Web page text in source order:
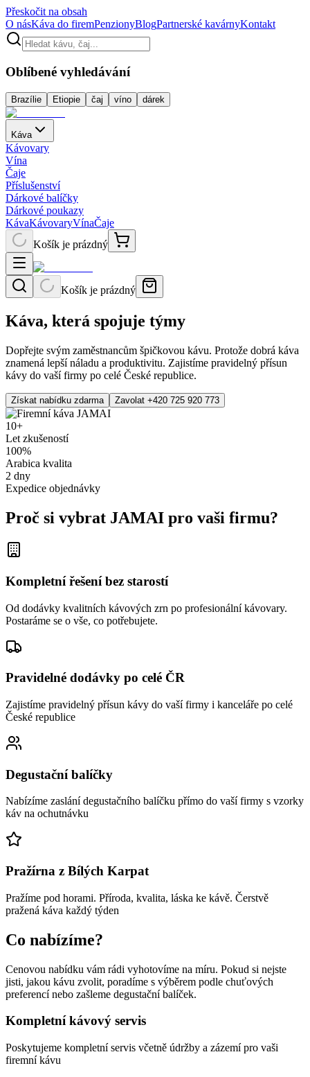
Přeskočit na obsah
O násKáva do firemPenzionyBlogPartnerské kavárnyKontakt
Oblíbené vyhledávání
Brazílie Etiopie čaj víno dárek
Káva
Kávovary
Vína
Čaje
Příslušenství
Dárkové balíčky
Dárkové poukazy
KávaKávovaryVínaČaje
Košík je prázdný
Košík je prázdný
Káva, která spojuje týmy
Dopřejte svým zaměstnancům špičkovou kávu. Protože dobrá káva
znamená lepší náladu a produktivitu. Zajistíme pravidelný přísun
kávy do vaší firmy po celé České republice.
Získat nabídku zdarma Zavolat +420 725 920 773
10+
Let zkušeností
100%
Arabica kvalita
2 dny
Expedice objednávky
Proč si vybrat JAMAI pro vaši firmu?
Kompletní řešení bez starostí
Od dodávky kvalitních kávových zrn po profesionální kávovary.
Postaráme se o vše, co potřebujete.
Pravidelné dodávky po celé ČR
Zajistíme pravidelný přísun kávy do vaší firmy i kanceláře po celé
České republice
Degustační balíčky
Nabízíme zaslání degustačního balíčku přímo do vaší firmy s vzorky
káv na ochutnávku
Pražírna z Bílých Karpat
Pražíme pod horami. Příroda, kvalita, láska ke kávě. Čerstvě
pražená káva každý týden
Co nabízíme?
Cenovou nabídku vám rádi vyhotovíme na míru. Pokud si nejste
jisti, jakou kávu zvolit, poradíme s výběrem podle chuťových
preferencí nebo zašleme degustační balíček.
Kompletní kávový servis
Poskytujeme kompletní servis včetně údržby a zázemí pro vaši
firemní kávu